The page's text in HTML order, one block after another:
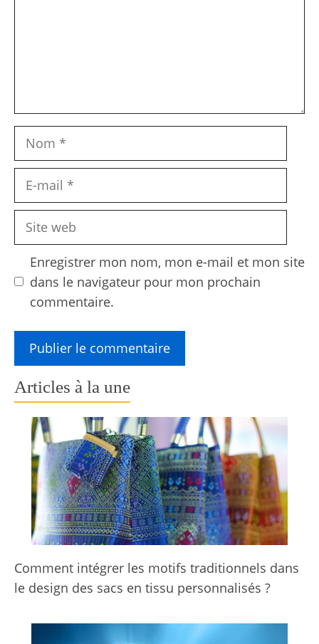
Nom
Site
Enregistrer mon nom, mon e-mail et mon site
dans le navigateur pour mon prochain
commentaire.
Articles à la une
Comment intégrer les motifs traditionnels dans
le design des sacs en tissu personnalisés ?